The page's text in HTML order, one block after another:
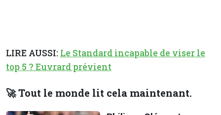
LIRE AUSSI: Le Standard incapable de viser le
top 5 ? Euvrard prévient
🚀 Tout le monde lit cela maintenant.